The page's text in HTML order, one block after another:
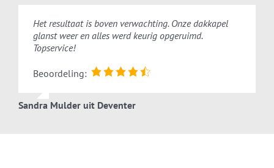
Het resultaat is boven verwachting. Onze dakkapel
glanst weer en alles werd keurig opgeruimd.
Topservice!
Beoordeling:
Sandra Mulder uit Deventer